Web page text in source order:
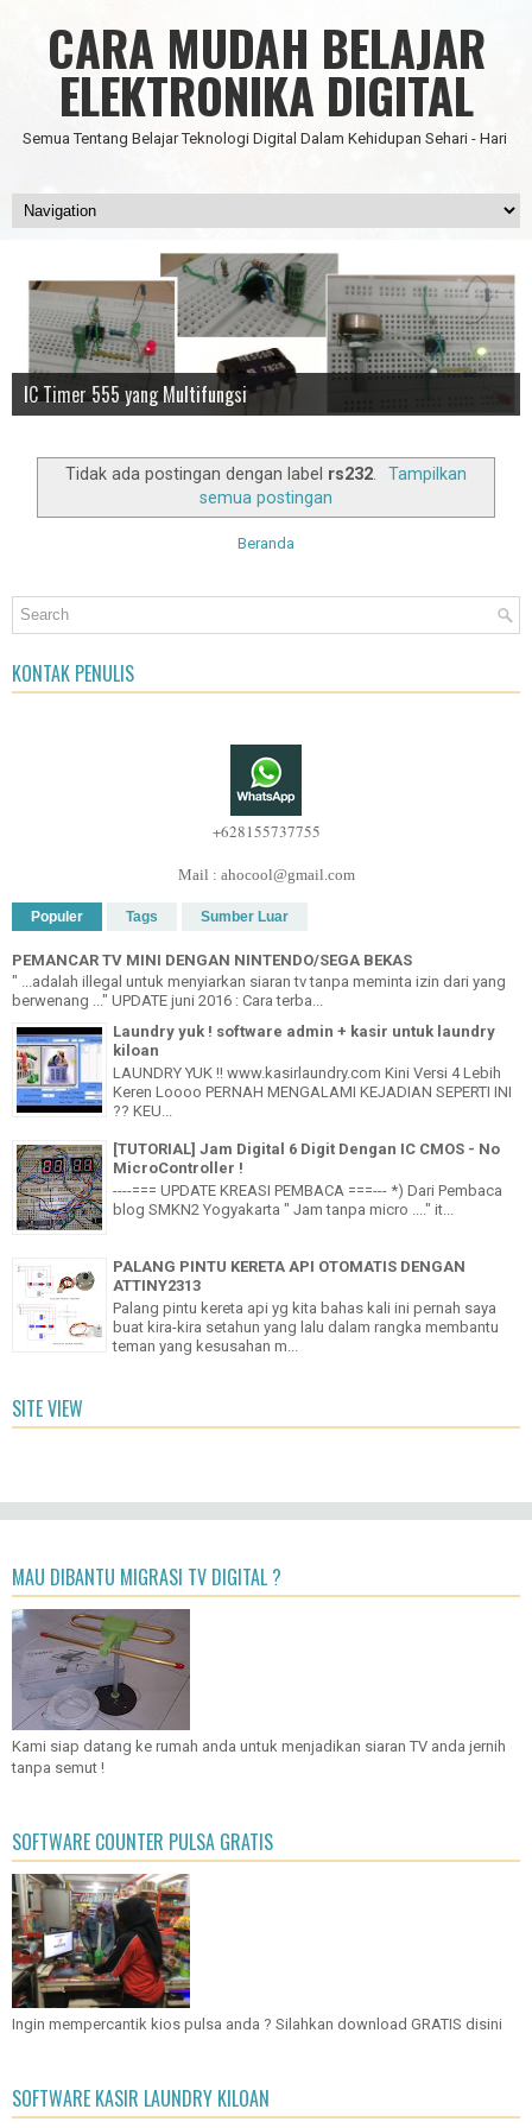
CARA MUDAH BELAJAR
ELEKTRONIKA DIGITAL
Semua Tentang Belajar Teknologi Digital Dalam Kehidupan Sehari - Hari
IC Timer 555 yang Multifungsi
Data Science
Artificial Intelligence - Pengenalan Object
JAM DIGITAL 6 DIGIT TANPA MICRO FULL CMOS
Node Red - Kontrol Industri 4.0
Tidak ada postingan dengan label rs232
Tampilkan
semua postingan
Beranda
KONTAK PENULIS
+628155737755
Mail : ahocool@gmail.com
Populer Tags Sumber Luar
PEMANCAR TV MINI DENGAN NINTENDO/SEGA BEKAS
" ...adalah illegal untuk menyiarkan siaran tv tanpa meminta izin dari yang
berwenang ..." UPDATE juni 2016 : Cara terba...
Laundry yuk ! software admin + kasir untuk laundry
kiloan
LAUNDRY YUK !! www.kasirlaundry.com Kini Versi 4 Lebih
Keren Loooo PERNAH MENGALAMI KEJADIAN SEPERTI INI
?? KEU...
[TUTORIAL] Jam Digital 6 Digit Dengan IC CMOS - No
MicroController !
----=== UPDATE KREASI PEMBACA ===--- *) Dari Pembaca
blog SMKN2 Yogyakarta " Jam tanpa micro ...." it...
PALANG PINTU KERETA API OTOMATIS DENGAN
ATTINY2313
Palang pintu kereta api yg kita bahas kali ini pernah saya
buat kira-kira setahun yang lalu dalam rangka membantu
teman yang kesusahan m...
SITE VIEW
MAU DIBANTU MIGRASI TV DIGITAL ?
Kami siap datang ke rumah anda untuk menjadikan siaran TV anda jernih
tanpa semut !
SOFTWARE COUNTER PULSA GRATIS
Ingin mempercantik kios pulsa anda ? Silahkan download GRATIS disini
SOFTWARE KASIR LAUNDRY KILOAN